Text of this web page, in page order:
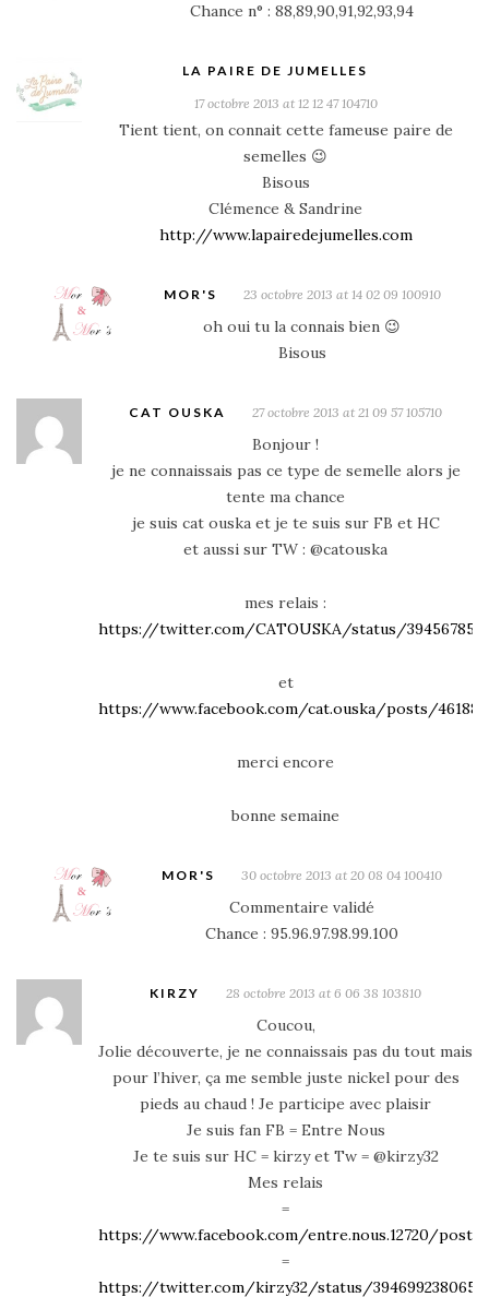
Chance n° : 88,89,90,91,92,93,94
LA PAIRE DE JUMELLES
17 octobre 2013 at 12 12 47 104710
Tient tient, on connait cette fameuse paire de
semelles 😉
Bisous
Clémence & Sandrine
http://www.lapairedejumelles.com
MOR'S 23 octobre 2013 at 14 02 09 100910
oh oui tu la connais bien 😉
Bisous
CAT OUSKA 27 octobre 2013 at 21 09 57 105710
Bonjour !
je ne connaissais pas ce type de semelle alors je
tente ma chance
je suis cat ouska et je te suis sur FB et HC
et aussi sur TW : @catouska
mes relais :
https://twitter.com/CATOUSKA/status/
et
https://www.facebook.com/cat.ouska/posts/
merci encore
bonne semaine
MOR'S 30 octobre 2013 at 20 08 04 100410
Commentaire validé
Chance : 95.96.97.98.99.100
KIRZY 28 octobre 2013 at 6 06 38 103810
Coucou,
Jolie découverte, je ne connaissais pas du tout mais
pour l’hiver, ça me semble juste nickel pour des
pieds au chaud ! Je participe avec plaisir
Je suis fan FB = Entre Nous
Je te suis sur HC = kirzy et Tw = @kirzy32
Mes relais
=
https://www.facebook.com/entre.nous.12720/posts/
=
https://twitter.com/kirzy32/status/